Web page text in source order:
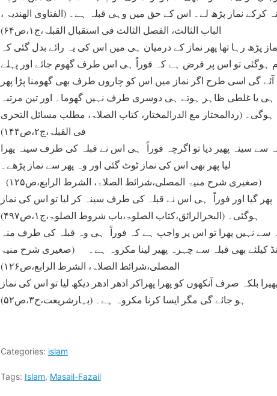
نماز پڑھ لے۔ اس کے حق میں وہی قبلہ ہے۔ (الفتاوی الھندیۃ ،
الباب الثالث، الفصل الثالث فی استقبال القبلۃ،ج۱،ص۶۴)
رہا تھا پھر نماز کے درمیان ہی میں اس کی یہ رائے بدل گئی کہ
ہوگئی تو اس پر فرض ہے کہ فوراً ہی اس طرف گھوم جائے اور پہلے
گی اسی طرح اگر نماز میں اس کو چاروں طرف بھی گھومنا پڑا پھر
ہی یا غلطی ظاہر ہوتے ہی دوسری طرف نہیں گھوما۔ اور تین مرتبہ
(ردالمحتار مع الدرالمختار، کتاب الصلاۃ، مطلب مسائل التحری
فی القبلۃ،ج۲،ص۱۴۴)
سے سینہ پھیر دیا تو اگرچہ فوراً ہی اس نے قبلہ کی طرف سینہ پھرا
لیا پھر بھی اس کی نماز ٹوٹ گئی اور وہ پھر سے نماز پڑھے۔
(صغیری شرح منیۃ المصلی،شرائط الصلاۃ، الشرط الرابع،ص۱۲۵)
پھر گیا اور فوراً ہی اس نے قبلہ کی طرف سینہ کر لیا تو اس کی نماز
ہوگئی۔ (البحرالرائق،کتاب الصلوۃ،باب شروط الصلوۃ،ج۱،ص۴۹۷)
سے نہیں پھرا تو اس پر واجب ہے کہ فوراً ہی وہ قبلہ کی طرف منہ
کیلئے بھی قبلہ سے چہرہ پھیر لینا مکروہ ہے۔ (صغیری شرح منیۃ
المصلی،شرائط الصلاۃ، الشرط الرابع،ص۱۲۶)
بلکہ صرف آنکھوں کو پھرا پھراکر ادھر ادھر دیکھ لیا تو اس کی نماز
ہو جائے گی مگر ایسا کرنا مکروہ ہے۔ (بہارشریعت،ح۳،ص۵۲)
Categories: islam
Tags: Islam, Masail-Fazail